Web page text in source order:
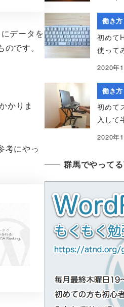
データを
です。
かりま
考にやっ
働き方
初めて
使って
2020年
働き方
初めて
入して
2020年
群馬でやって